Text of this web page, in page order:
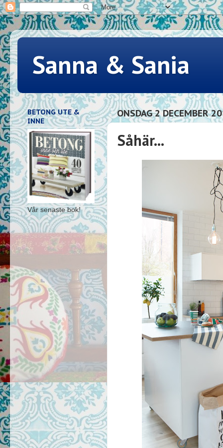
Sanna & Sania
ONSDAG 2 DECEMBER
Såhär...
BETONG UTE &
INNE
Vår senaste bok!